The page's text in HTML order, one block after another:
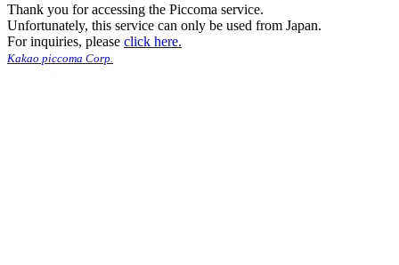
Thank you for accessing the Piccoma service.
Unfortunately, this service can only be used from Japan.
For inquiries, please click here.
Kakao piccoma Corp.